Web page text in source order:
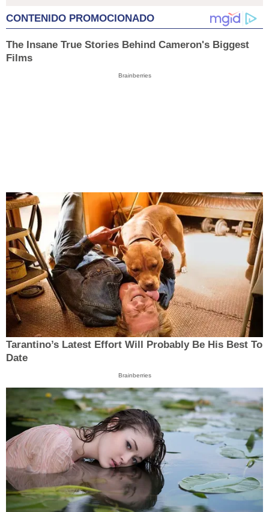
CONTENIDO PROMOCIONADO
The Insane True Stories Behind Cameron's Biggest
Films
Brainberries
Tarantino’s Latest Effort Will Probably Be His Best To
Date
Brainberries